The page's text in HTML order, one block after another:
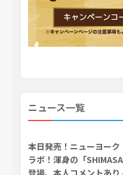
ニュース一覧
本日発売！ニューヨー
ラボ！渾身の「
登場、本人コメントあ